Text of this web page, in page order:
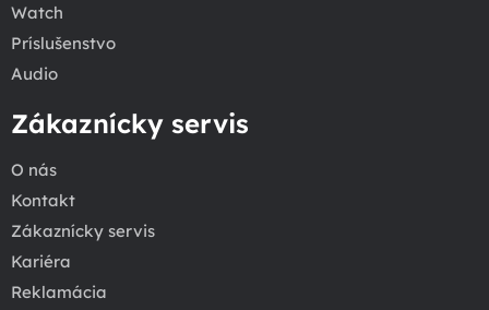
Watch
Príslušenstvo
Audio
Zákaznícky servis
O nás
Kontakt
Zákaznícky servis
Kariéra
Reklamácia